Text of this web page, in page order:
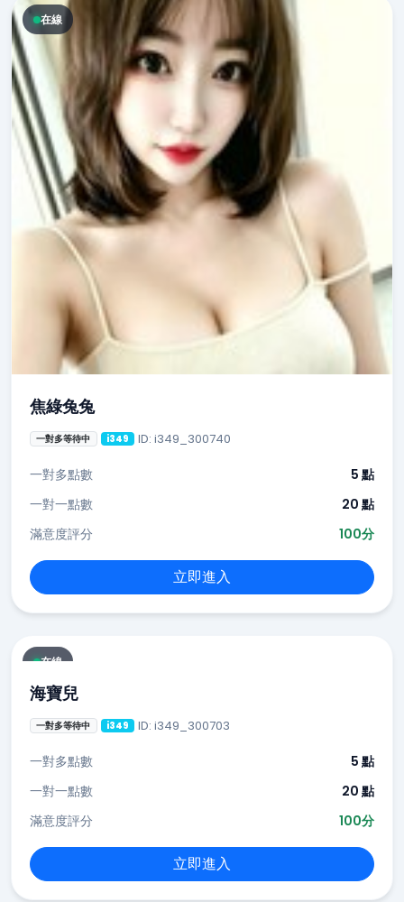
在線
焦綠兔兔
一對多等待中 i349 ID: i349_300740
一對多點數
5 點
一對一點數
20 點
滿意度評分
100分
立即進入
在線
海寶兒
一對多等待中 i349 ID: i349_300703
一對多點數
5 點
一對一點數
20 點
滿意度評分
100分
立即進入